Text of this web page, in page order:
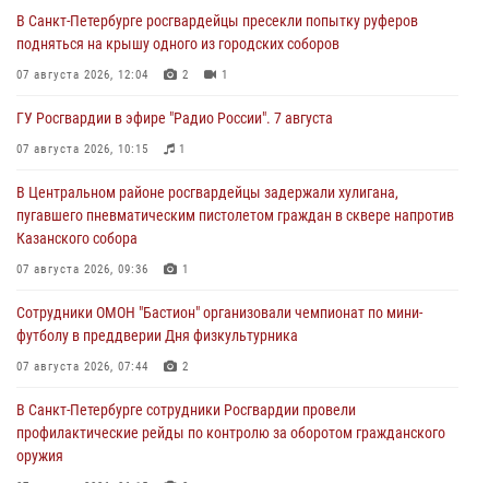
В Санкт-Петербурге росгвардейцы пресекли попытку руферов
подняться на крышу одного из городских соборов
07 августа 2026, 12:04 2 1
ГУ Росгвардии в эфире "Радио России". 7 августа
07 августа 2026, 10:15 1
В Центральном районе росгвардейцы задержали хулигана,
пугавшего пневматическим пистолетом граждан в сквере напротив
Казанского собора
07 августа 2026, 09:36 1
Сотрудники ОМОН "Бастион" организовали чемпионат по мини-
футболу в преддверии Дня физкультурника
07 августа 2026, 07:44 2
В Санкт-Петербурге сотрудники Росгвардии провели
профилактические рейды по контролю за оборотом гражданского
оружия